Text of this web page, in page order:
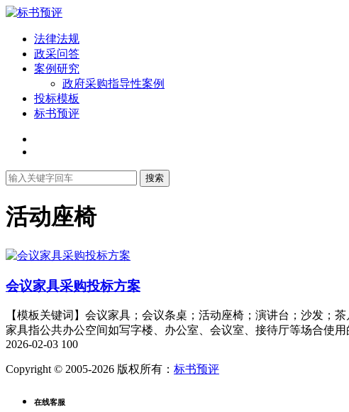
法律法规
政采问答
案例研究
政府采购指导性案例
投标模板
标书预评
搜索
活动座椅
会议家具采购投标方案
【模板关键词】会议家具；会议条桌；活动座椅；演讲台；沙发；
家具指公共办公空间如写字楼、办公室、会议室、接待厅等场合使
2026-02-03 100
Copyright © 2005-2026 版权所有： 标书预评
在线客服